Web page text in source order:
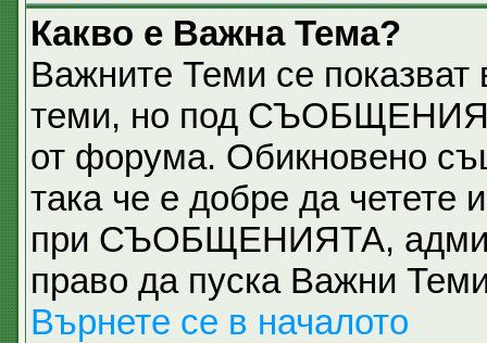
Какво е Важна Тема?
Важните Теми се
теми, но под
от форума. Обикновено
така че е добре да четете
при СЪОБЩЕНИЯТА,
право да пуска Важни
Върнете се в началото